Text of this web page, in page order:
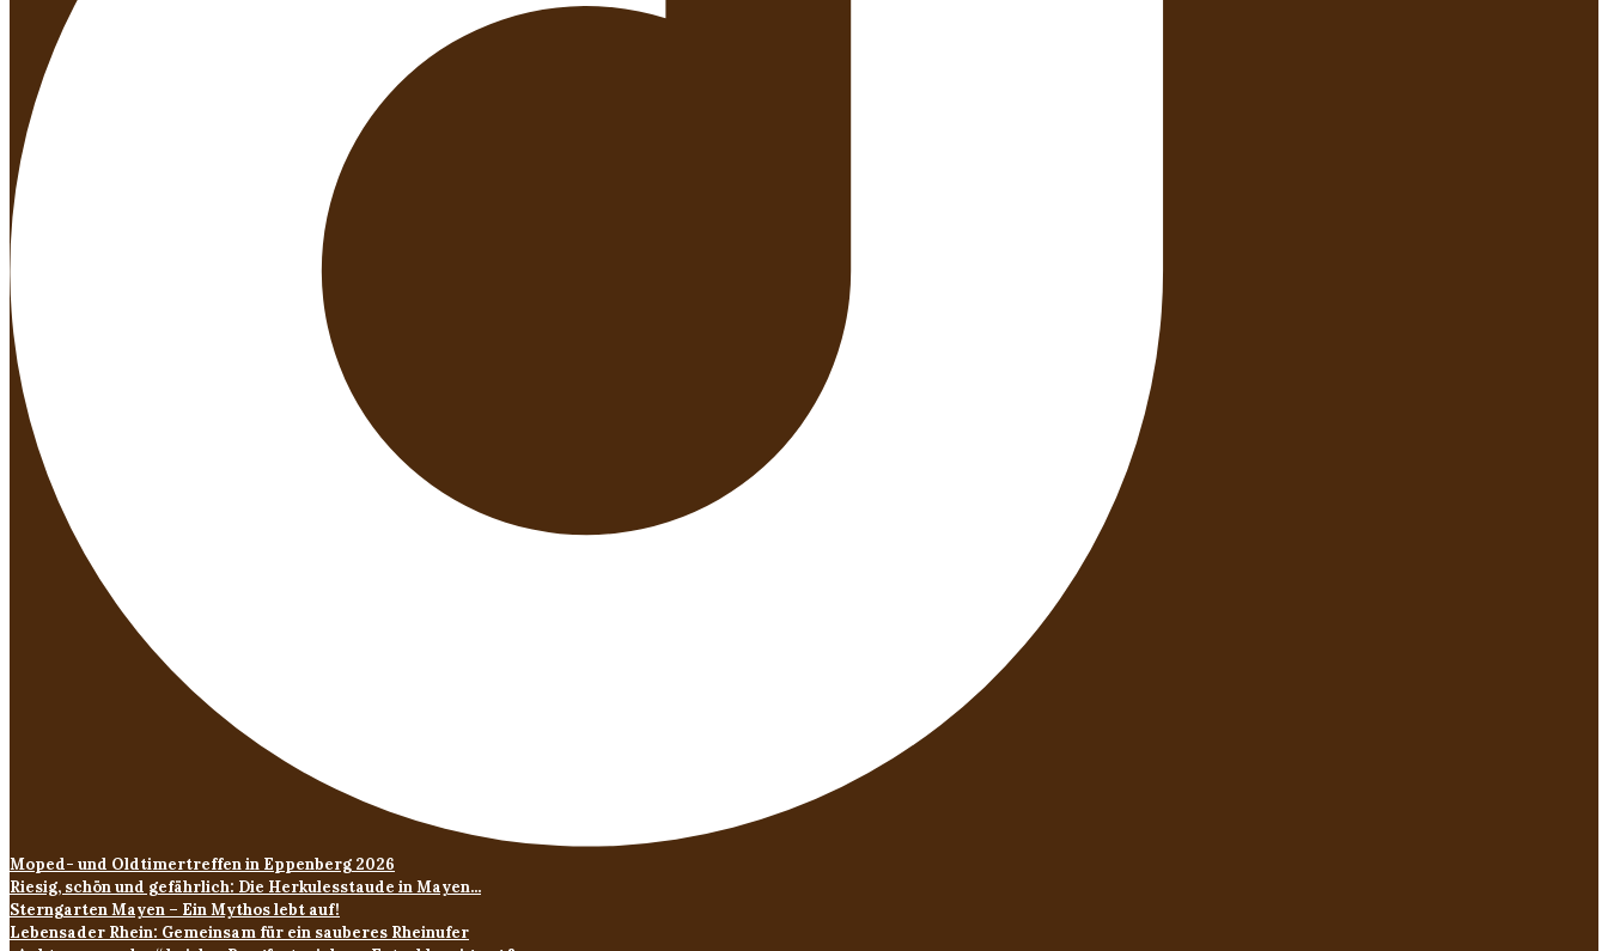
Moped- und Oldtimertreffen in Eppenberg 2026
Riesig, schön und gefährlich: Die Herkulesstaude in Mayen...
Sterngarten Mayen – Ein Mythos lebt auf!
Lebensader Rhein: Gemeinsam für ein sauberes Rheinufer